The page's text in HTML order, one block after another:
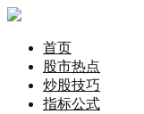
首页
股市热点
炒股技巧
指标公式